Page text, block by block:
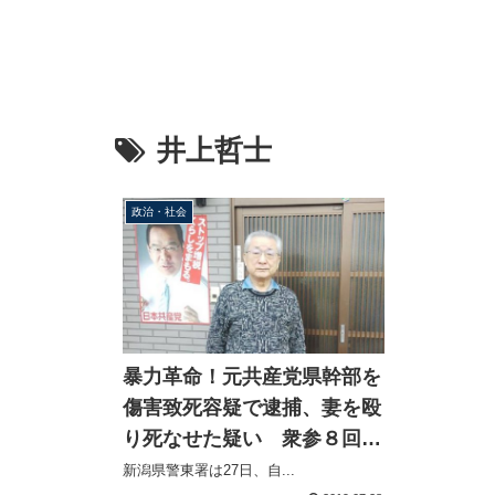
井上哲士
政治・社会
暴力革命！元共産党県幹部を
傷害致死容疑で逮捕、妻を殴
り死なせた疑い 衆参８回出
馬の重鎮は元教員で共産主義
新潟県警東署は27日、自...